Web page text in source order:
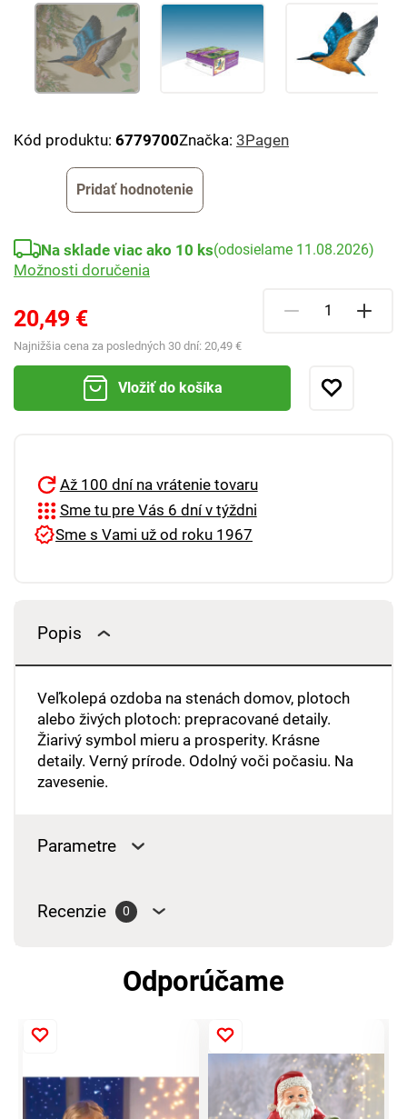
Kód produktu: 6779700Značka: 3Pagen
Pridať hodnotenie
20,49 €
Najnižšia cena za posledných 30 dní: 20,49 €
Na sklade viac ako 10 ks(odosielame 11.08.2026)
Možnosti doručenia
Vložiť do košíka
Až 100 dní na vrátenie tovaru
Sme tu pre Vás 6 dní v týždni
Sme s Vami už od roku 1967
Popis
Veľkolepá ozdoba na stenách domov, plotoch
alebo živých plotoch: prepracované detaily.
Žiarivý symbol mieru a prosperity. Krásne
detaily. Verný prírode. Odolný voči počasiu. Na
zavesenie.
Parametre
Recenzie 0
Odporúčame